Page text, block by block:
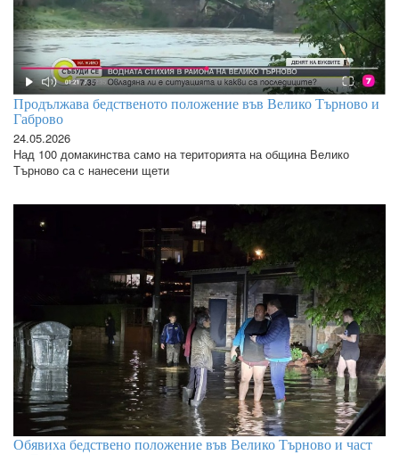
Продължава бедственото положение във Велико Търново и
Габрово
24.05.2026
Над 100 домакинства само на територията на община Велико
Търново са с нанесени щети
Обявиха бедствено положение във Велико Търново и част